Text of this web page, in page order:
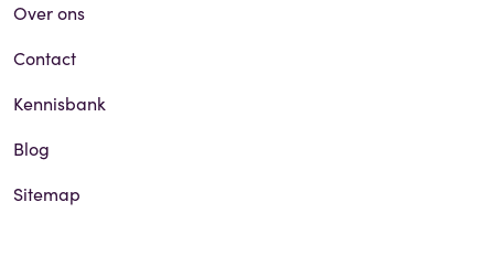
Over ons
Contact
Kennisbank
Blog
Sitemap